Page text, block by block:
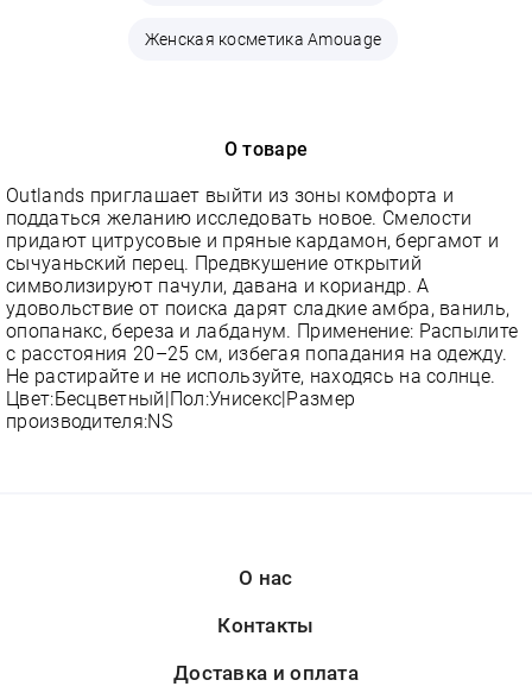
Женская косметика Amouage
О товаре
Outlands приглашает выйти из зоны комфорта и
поддаться желанию исследовать новое. Смелости
придают цитрусовые и пряные кардамон, бергамот и
сычуаньский перец. Предвкушение открытий
символизируют пачули, давана и кориандр. А
удовольствие от поиска дарят сладкие амбра, ваниль,
опопанакс, береза и лабданум. Применение: Распылите
с расстояния 20–25 см, избегая попадания на одежду.
Не растирайте и не используйте, находясь на солнце.
Цвет:Бесцветный|Пол:Унисекс|Размер
производителя:NS
О нас
Контакты
Доставка и оплата